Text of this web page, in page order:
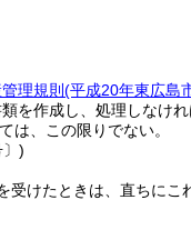
理規則 (平成20年東広島
を作成し、処理しなけれ
は、この限りでない。
)
けたときは、直ちにこ